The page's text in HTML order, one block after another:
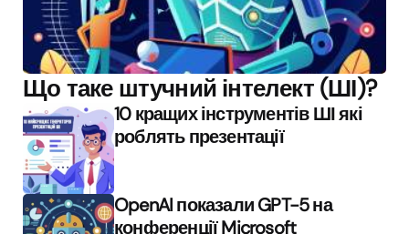
Що таке штучний інтелект (ШІ)?
10 кращих інструментів ШІ які
роблять презентації
OpenAI показали GPT-5 на
конференції Microsoft